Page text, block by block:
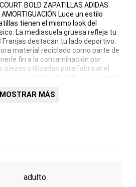
BOLD ZAPATILLAS ADIDAS
AMORTIGUACIÓN Luce un estilo
tienen el mismo look del
La mediasuela gruesa refleja tu
destacan tu lado deportivo.
material reciclado como parte de
fin a la contaminación por
piezas utilizadas para fabricar el
Forro interno en piel
MOSTRAR MÁS
adulto